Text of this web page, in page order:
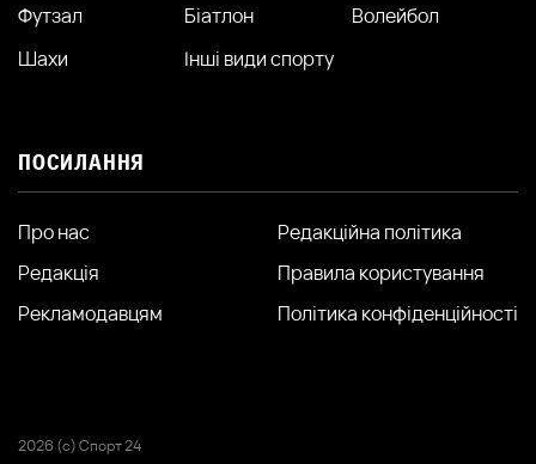
Футзал
Біатлон
Волейбол
Шахи
Інші види спорту
ПОСИЛАННЯ
Про нас
Редакція
Рекламодавцям
Редакційна політика
Правила користування
Політика конфіденційності
2026 (с) Спорт 24